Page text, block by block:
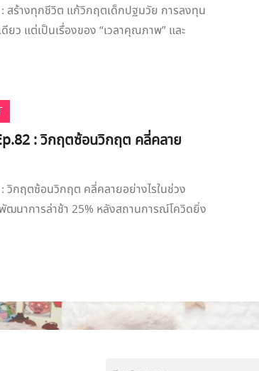
สร้างทุกชีวิต แก้วิกฤตเด็กปฐมวัย การลงทุน
ยว แต่เป็นเรื่องของ “เวลาคุณภาพ” และ
: วิกฤตซ้อนวิกฤต คลี่คลาย
วิกฤตซ้อนวิกฤต คลี่คลายอย่างไรในช่วง
นาการล่าช้า 25% หลังสถานการณ์โควิดยิ่ง